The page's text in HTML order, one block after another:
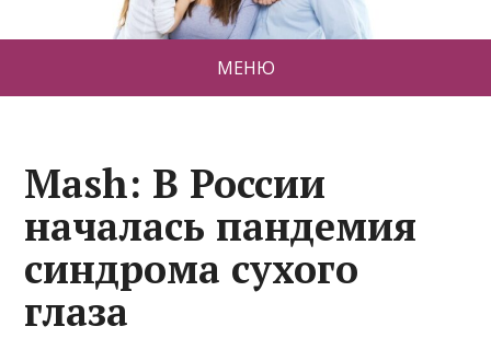
МЕНЮ
Mash: В России
началась пандемия
синдрома сухого
глаза